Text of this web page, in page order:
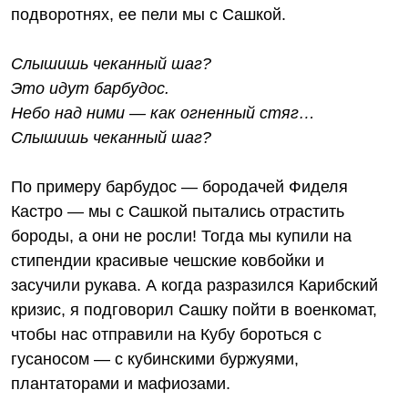
подворотнях, ее пели мы с Сашкой.
Слышишь чеканный шаг?
Это идут барбудос.
Небо над ними — как огненный стяг…
Слышишь чеканный шаг?
По примеру барбудос — бородачей Фиделя
Кастро — мы с Сашкой пытались отрастить
бороды, а они не росли! Тогда мы купили на
стипендии красивые чешские ковбойки и
засучили рукава. А когда разразился Карибский
кризис, я подговорил Сашку пойти в военкомат,
чтобы нас отправили на Кубу бороться с
гусаносом — с кубинскими буржуями,
плантаторами и мафиозами.